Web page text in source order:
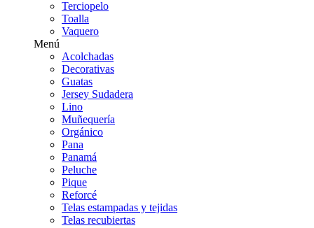
Terciopelo
Toalla
Vaquero
Menú
Acolchadas
Decorativas
Guatas
Jersey Sudadera
Lino
Muñequería
Orgánico
Pana
Panamá
Peluche
Pique
Reforcé
Telas estampadas y tejidas
Telas recubiertas